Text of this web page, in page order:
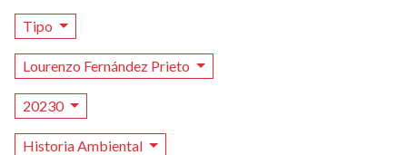
Tipo
Lourenzo Fernández Prieto
20230
Historia Ambiental